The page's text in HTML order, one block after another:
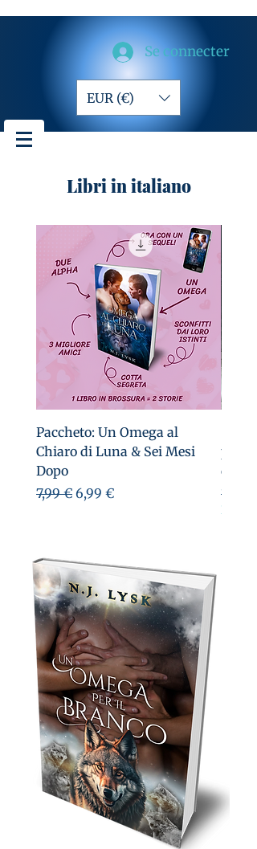
Se connecter
EUR (€)
Libri in italiano
Paccheto: Un Omega al
Chiaro di Luna & Sei Mesi
Dopo
Prix original
7,99 € Prix promotionnel
6,99 €
per il
del
Prix
1,00 €